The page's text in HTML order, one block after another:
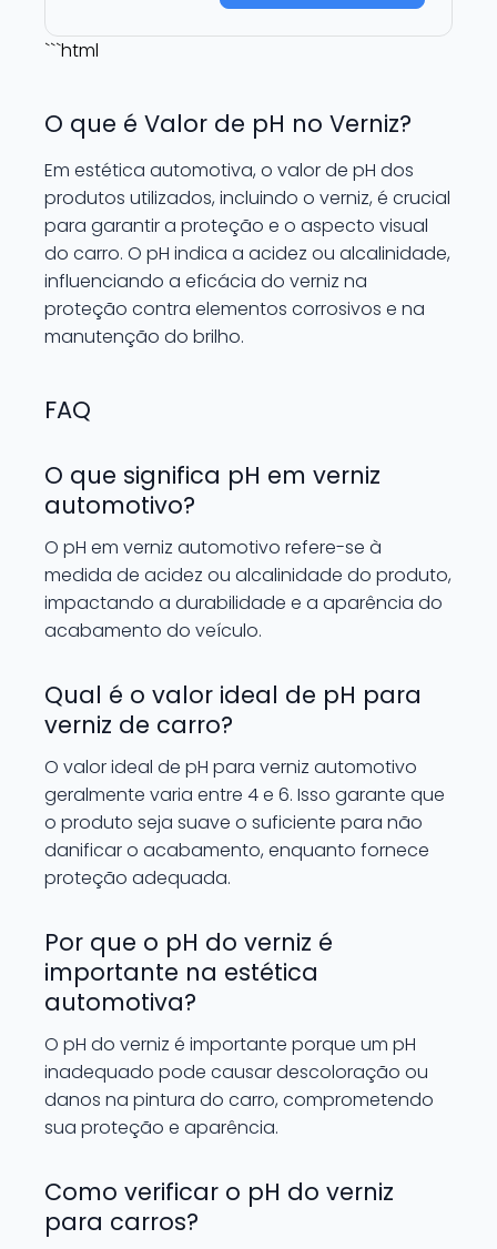
```html
O que é Valor de pH no Verniz?
Em estética automotiva, o valor de pH dos
produtos utilizados, incluindo o verniz, é crucial
para garantir a proteção e o aspecto visual
do carro. O pH indica a acidez ou alcalinidade,
influenciando a eficácia do verniz na
proteção contra elementos corrosivos e na
manutenção do brilho.
FAQ
O que significa pH em verniz
automotivo?
O pH em verniz automotivo refere-se à
medida de acidez ou alcalinidade do produto,
impactando a durabilidade e a aparência do
acabamento do veículo.
Qual é o valor ideal de pH para
verniz de carro?
O valor ideal de pH para verniz automotivo
geralmente varia entre 4 e 6. Isso garante que
o produto seja suave o suficiente para não
danificar o acabamento, enquanto fornece
proteção adequada.
Por que o pH do verniz é
importante na estética
automotiva?
O pH do verniz é importante porque um pH
inadequado pode causar descoloração ou
danos na pintura do carro, comprometendo
sua proteção e aparência.
Como verificar o pH do verniz
para carros?